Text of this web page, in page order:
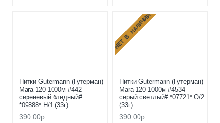
Нитки Gutermann (Гутерман)
Mara 120 1000м #442
сиреневый бледный#
*09888* H/1 (33г)
390.00р.
НЕТ В НАЛИЧИИ
Нитки Gutermann (Гутерман)
Mara 120 1000м #4534
серый светлый# *07721* O/2
(33г)
390.00р.